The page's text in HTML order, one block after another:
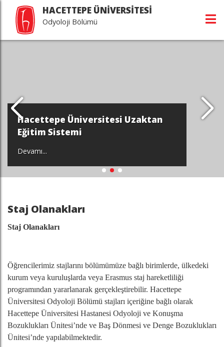
HACETTEPE ÜNİVERSİTESİ
Odyoloji Bölümü
Hacettepe Üniversitesi Uzaktan
Eğitim Sistemi
Devamı...
Staj Olanakları
Staj Olanakları
Öğrencilerimiz stajlarını bölümümüze bağlı birimlerde, ülkedeki
kurum veya kuruluşlarda veya Erasmus staj hareketliliği
programından yararlanarak gerçekleştirebilir. Hacettepe
Üniversitesi Odyoloji Bölümü stajları içeriğine bağlı olarak
Hacettepe Üniversitesi Hastanesi Odyoloji ve Konuşma
Bozuklukları Ünitesi’nde ve Baş Dönmesi ve Denge Bozuklukları
Ünitesi’nde yapılabilmektedir.